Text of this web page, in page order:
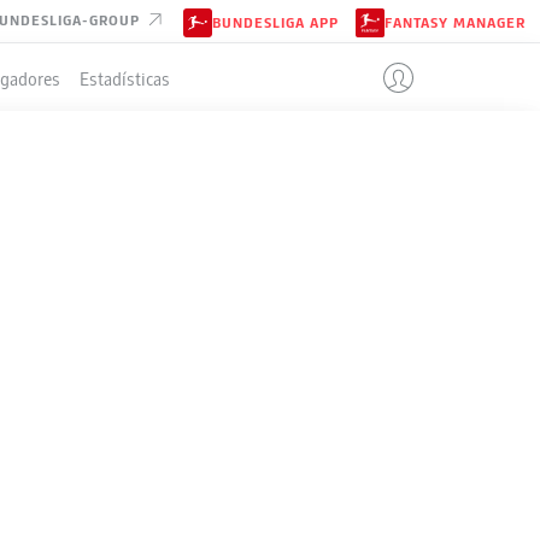
GROUP BUNDESLIGA APP FANTASY MANAGER
Estadísticas